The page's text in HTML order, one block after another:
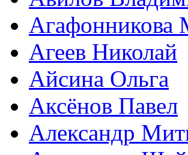
Агафонникова
Агеев Николай
Айсина Ольга
Аксёнов Павел
Александр